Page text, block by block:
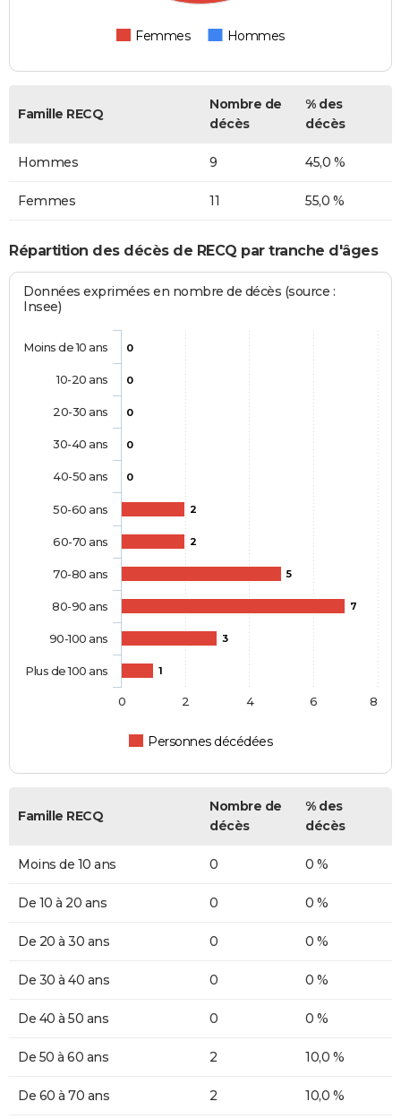
Femmes Hommes
Famille RECQ
Nombre de
décès
% des
décès
Hommes 9 45,0 %
Femmes 11 55,0 %
Répartition des décès de RECQ par tranche d'âges
Données exprimées en nombre de décès (source :
Insee)
0
0
0
0
0
2
2
5
7
3
1
Personnes décédées
Moins de 10 ans
10-20 ans
20-30 ans
30-40 ans
40-50 ans
50-60 ans
60-70 ans
70-80 ans
80-90 ans
90-100 ans
Plus de 100 ans
0 2 4 6 8
Famille RECQ
Nombre de
décès
% des
décès
Moins de 10 ans 0 0 %
De 10 à 20 ans 0 0 %
De 20 à 30 ans 0 0 %
De 30 à 40 ans 0 0 %
De 40 à 50 ans 0 0 %
De 50 à 60 ans 2 10,0 %
De 60 à 70 ans 2 10,0 %